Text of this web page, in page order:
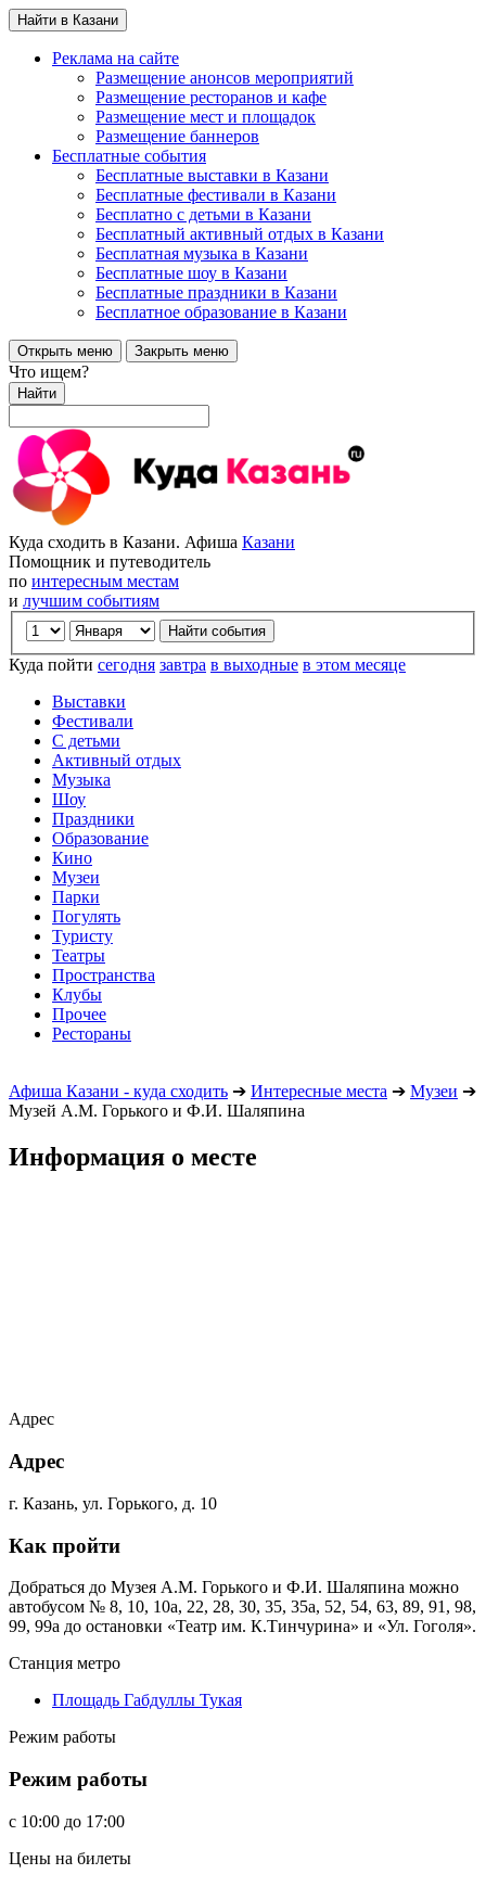
Найти в Казани
Реклама на сайте
Размещение анонсов мероприятий
Размещение ресторанов и кафе
Размещение мест и площадок
Размещение баннеров
Бесплатные события
Бесплатные выставки в Казани
Бесплатные фестивали в Казани
Бесплатно с детьми в Казани
Бесплатный активный отдых в Казани
Бесплатная музыка в Казани
Бесплатные шоу в Казани
Бесплатные праздники в Казани
Бесплатное образование в Казани
Открыть меню Закрыть меню
Что ищем?
Найти
Куда сходить в Казани. Афиша Казани
Помощник и путеводитель
по интересным местам
и лучшим событиям
Куда пойти сегодня завтра в выходные в этом месяце
Выставки
Фестивали
С детьми
Активный отдых
Музыка
Шоу
Праздники
Образование
Кино
Музеи
Парки
Погулять
Туристу
Театры
Пространства
Клубы
Прочее
Рестораны
Афиша Казани - куда сходить ➔ Интересные места ➔ Музеи ➔
Музей А.М. Горького и Ф.И. Шаляпина
Информация о месте
Адрес
Адрес
г. Казань, ул. Горького, д. 10
Как пройти
Добраться до Музея А.М. Горького и Ф.И. Шаляпина можно
автобусом № 8, 10, 10а, 22, 28, 30, 35, 35а, 52, 54, 63, 89, 91, 98,
99, 99а до остановки «Театр им. К.Тинчурина» и «Ул. Гоголя».
Станция метро
Площадь Габдуллы Тукая
Режим работы
Режим работы
c 10:00 до 17:00
Цены на билеты